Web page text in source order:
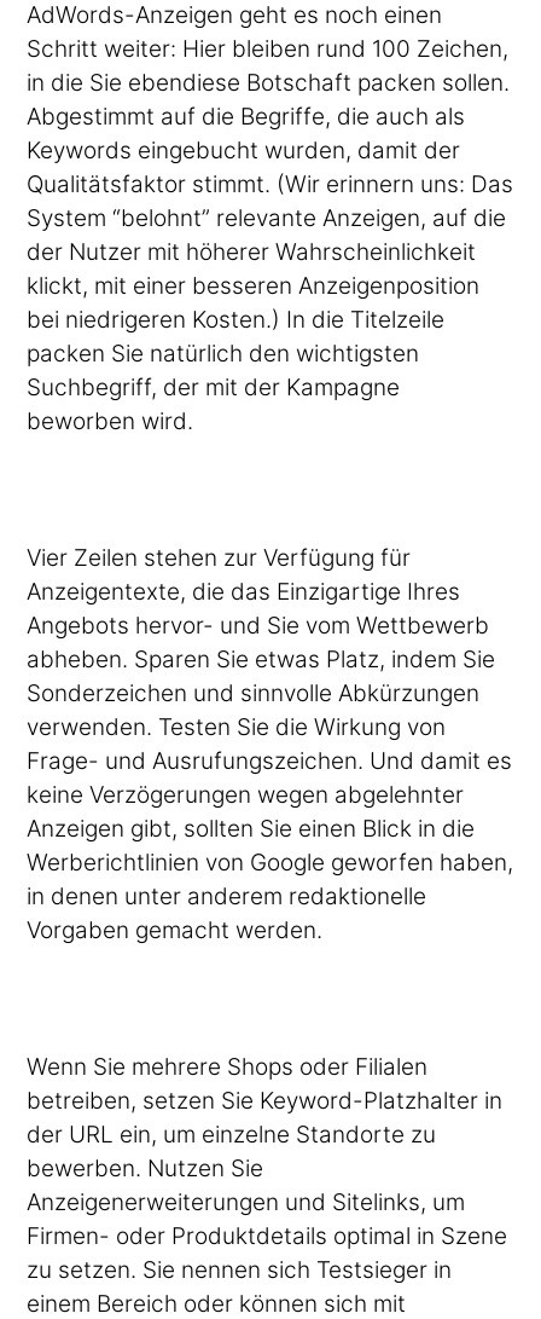
AdWords-Anzeigen geht es noch einen
Schritt weiter: Hier bleiben rund 100 Zeichen,
in die Sie ebendiese Botschaft packen sollen.
Abgestimmt auf die Begriffe, die auch als
Keywords eingebucht wurden, damit der
Qualitätsfaktor stimmt. (Wir erinnern uns: Das
System “belohnt” relevante Anzeigen, auf die
der Nutzer mit höherer Wahrscheinlichkeit
klickt, mit einer besseren Anzeigenposition
bei niedrigeren Kosten.) In die Titelzeile
packen Sie natürlich den wichtigsten
Suchbegriff, der mit der Kampagne
beworben wird.
Vier Zeilen stehen zur Verfügung für
Anzeigentexte, die das Einzigartige Ihres
Angebots hervor- und Sie vom Wettbewerb
abheben. Sparen Sie etwas Platz, indem Sie
Sonderzeichen und sinnvolle Abkürzungen
verwenden. Testen Sie die Wirkung von
Frage- und Ausrufungszeichen. Und damit es
keine Verzögerungen wegen abgelehnter
Anzeigen gibt, sollten Sie einen Blick in die
Werberichtlinien von Google geworfen haben,
in denen unter anderem redaktionelle
Vorgaben gemacht werden.
Wenn Sie mehrere Shops oder Filialen
betreiben, setzen Sie Keyword-Platzhalter in
der URL ein, um einzelne Standorte zu
bewerben. Nutzen Sie
Anzeigenerweiterungen und Sitelinks, um
Firmen- oder Produktdetails optimal in Szene
zu setzen. Sie nennen sich Testsieger in
einem Bereich oder können sich mit